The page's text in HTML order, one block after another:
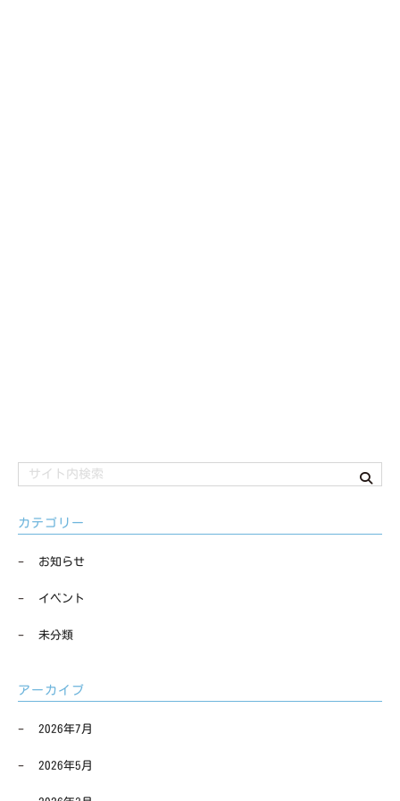
カテゴリー
お知らせ
イベント
未分類
アーカイブ
2026年7月
2026年5月